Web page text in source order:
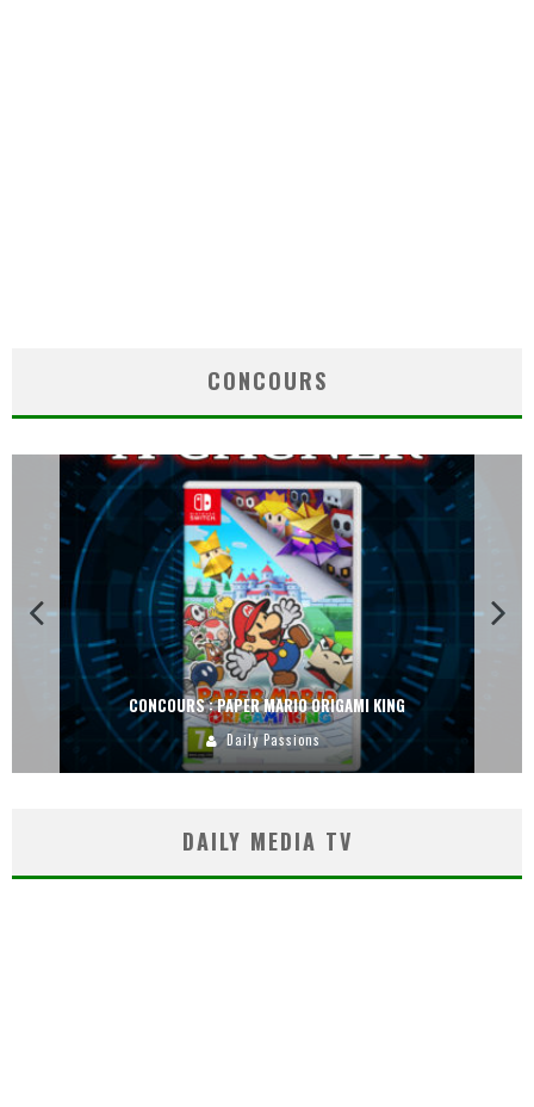
CONCOURS
CONCOURS : PAPER MARIO ORIGAMI KING
Daily Passions
DAILY MEDIA TV